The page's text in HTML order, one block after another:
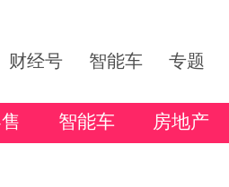
财经号 智能车 专题
智能车 房地产